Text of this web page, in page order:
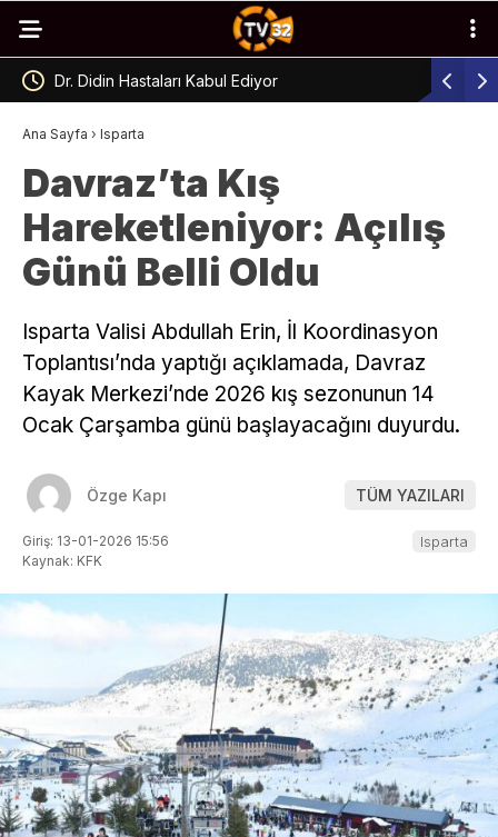
Dr. Didin Hastaları Kabul Ediyor
Ana Sayfa › Isparta
Davraz’ta Kış
Hareketleniyor: Açılış
Günü Belli Oldu
Isparta Valisi Abdullah Erin, İl Koordinasyon
Toplantısı’nda yaptığı açıklamada, Davraz
Kayak Merkezi’nde 2026 kış sezonunun 14
Ocak Çarşamba günü başlayacağını duyurdu.
Özge Kapı TÜM YAZILARI
Giriş: 13-01-2026 15:56
Kaynak: KFK
Isparta